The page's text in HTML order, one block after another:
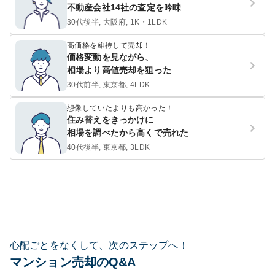
不動産会社14社の査定を吟味
30代後半, 大阪府, 1K・1LDK
高価格を維持して売却！
価格変動を見ながら、
相場より高値売却を狙った
30代前半, 東京都, 4LDK
想像していたよりも高かった！
住み替えをきっかけに
相場を調べたから高くで売れた
40代後半, 東京都, 3LDK
心配ごとをなくして、次のステップへ！
マンション売却のQ&A